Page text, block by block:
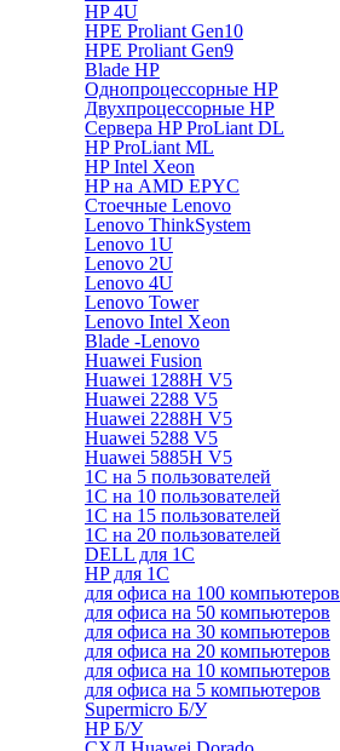
HP 4U
HPE Proliant Gen10
HPE Proliant Gen9
Blade HP
Однопроцессорные HP
Двухпроцессорные HP
Сервера HP ProLiant DL
HP ProLiant ML
HP Intel Xeon
HP на AMD EPYC
Стоечные Lenovo
Lenovo ThinkSystem
Lenovo 1U
Lenovo 2U
Lenovo 4U
Lenovo Tower
Lenovo Intel Xeon
Blade -Lenovo
Huawei Fusion
Huawei 1288H V5
Huawei 2288 V5
Huawei 2288H V5
Huawei 5288 V5
Huawei 5885H V5
1С на 5 пользователей
1С на 10 пользователей
1С на 15 пользователей
1С на 20 пользователей
DELL для 1С
HP для 1С
для офиса на 100 компьютеров
для офиса на 50 компьютеров
для офиса на 30 компьютеров
для офиса на 20 компьютеров
для офиса на 10 компьютеров
для офиса на 5 компьютеров
Supermicro Б/У
HP Б/У